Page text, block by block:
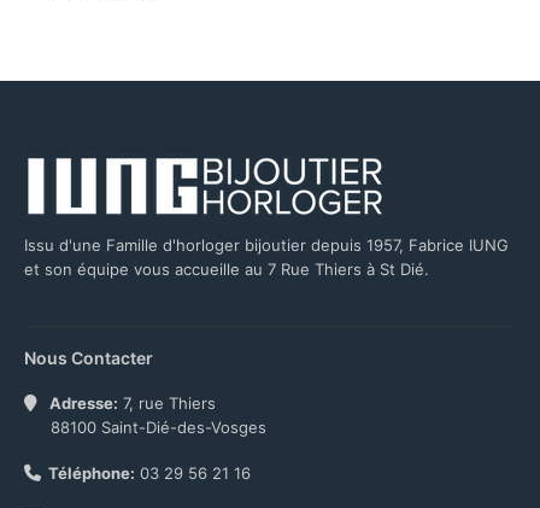
Issu d'une Famille d'horloger bijoutier depuis 1957, Fabrice IUNG
et son équipe vous accueille au 7 Rue Thiers à St Dié.
Nous Contacter
Adresse: 7, rue Thiers
88100 Saint-Dié-des-Vosges
Téléphone: 03 29 56 21 16